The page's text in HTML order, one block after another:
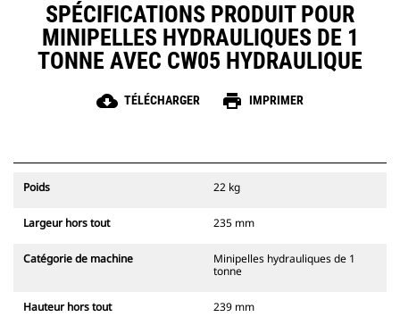
SPÉCIFICATIONS PRODUIT POUR
MINIPELLES HYDRAULIQUES DE 1
TONNE AVEC CW05 HYDRAULIQUE
cloud_download TÉLÉCHARGER print IMPRIMER
Poids 22 kg
Largeur hors tout 235 mm
Catégorie de machine
Minipelles hydrauliques de 1
tonne
Hauteur hors tout 239 mm